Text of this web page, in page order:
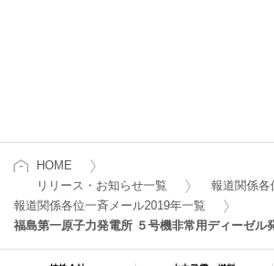
HOME
リリース・お知らせ一覧
報道関係各
報道関係各位一斉メール2019年一覧
福島第一原子力発電所 ５号機非常用ディーゼ